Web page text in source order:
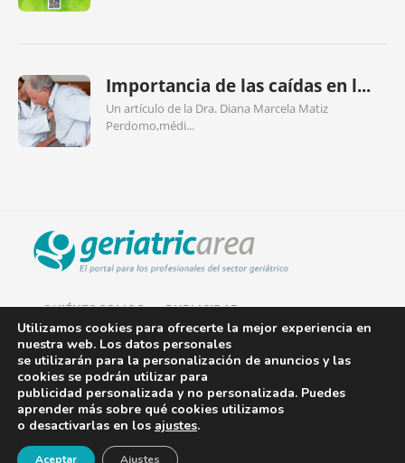
Importancia de las caídas en l...
Un artículo de la Dra. Diana Marcela Matiz
Perdomo,médi...
QUIÉNES SOMOS PUBLICIDAD
AVISO LEGAL
POLÍTICA DE COOKIES
POLÍTICA DE PRIVACIDAD
CONTACTO¡Newsletter!
Utilizamos cookies para ofrecerte la mejor experiencia en
nuestra web. Los datos personales
se utilizarán para la personalización de anuncios y las
cookies se podrán utilizar para
publicidad personalizada y no personalizada. Puedes
aprender más sobre qué cookies utilizamos
o desactivarlas en los ajustes.
Aceptar Ajustes